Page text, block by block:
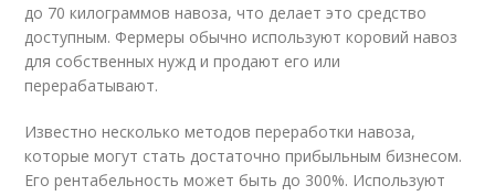
до 70 килограммов навоза, что делает это средство
доступным. Фермеры обычно используют коровий навоз
для собственных нужд и продают его или
перерабатывают.
Известно несколько методов переработки навоза,
которые могут стать достаточно прибыльным бизнесом.
Его рентабельность может быть до 300%. Используют